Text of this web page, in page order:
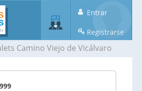
Entrar
Registrarse
Camino Viejo de Vicálvaro